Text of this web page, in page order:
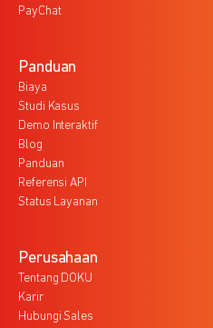
PayChat
Panduan
Biaya
Studi Kasus
Demo Interaktif
Blog
Panduan
Referensi API
Status Layanan
Perusahaan
Tentang DOKU
Karir
Hubungi Sales